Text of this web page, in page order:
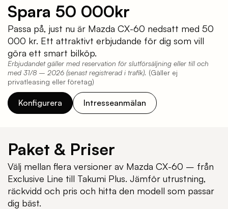
Spara 50 000kr
Passa på, just nu är Mazda CX-60 nedsatt med 50
000 kr. Ett attraktivt erbjudande för dig som vill
göra ett smart bilköp.
Erbjudandet gäller med reservation för slutförsäljning eller till och
med 31/8 – 2026 (senast registrerad i trafik). (Gäller ej
privatleasing eller företag)
Konfigurera Intresseanmälan
Paket & Priser
Välj mellan flera versioner av Mazda CX-60 – från
Exclusive Line till Takumi Plus. Jämför utrustning,
räckvidd och pris och hitta den modell som passar
dig bäst.